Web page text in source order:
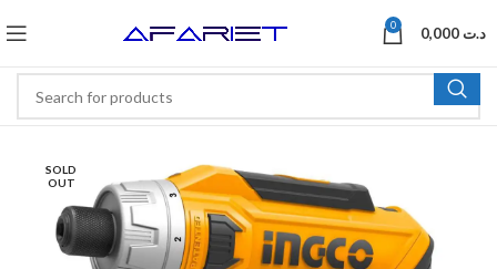
0 د.ت
SOLD
OUT